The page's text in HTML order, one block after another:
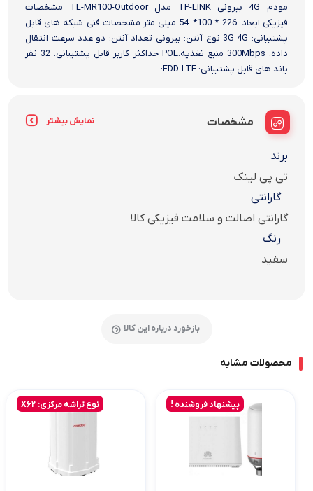
مودم 4G بیرونی TP-LINK مدل TL-MR100-Outdoor مشخصات
فیزیکی ابعاد: 226 * 100* 54 میلی متر مشخصات فنی شبکه های قابل
پشتیبانی: 3G 4G نوع آنتن: بیرونی تعداد آنتن: دو عدد سرعت انتقال
داده: 300Mbps منبع تغذیه:POE حداکثر کاربر قابل پشتیبانی: 32 نفر
باند های قابل پشتیبانی: FDD-LTE:...
مشخصات نمایش بیشتر
برند
تی پی لینک
گارانتی
گارانتی اصالت و سلامت فیزیکی کالا
رنگ
سفید
بازخورد درباره این کالا
محصولات مشابه
پیشنهاد فروشنده ! نوع تراشه مرکزی: X62